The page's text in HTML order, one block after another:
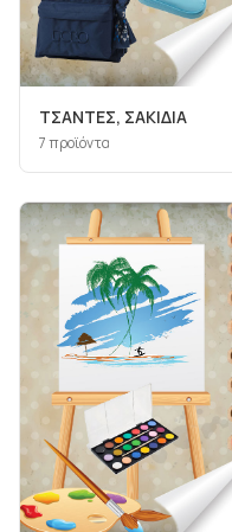
ΤΣΑΝΤΕΣ, ΣΑΚΙΔΙΑ
7προϊόντα